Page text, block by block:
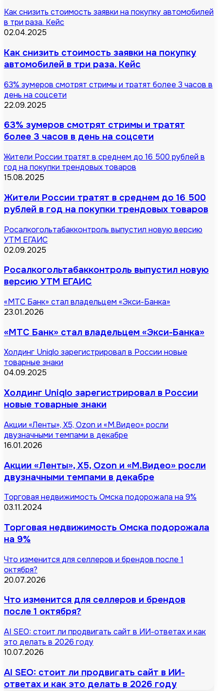
Как снизить стоимость заявки на покупку автомобилей
в три раза. Кейс
02.04.2025
Как снизить стоимость заявки на покупку
автомобилей в три раза. Кейс
63% зумеров смотрят стримы и тратят более 3 часов в
день на соцсети
22.09.2025
63% зумеров смотрят стримы и тратят
более 3 часов в день на соцсети
Жители России тратят в среднем до 16 500 рублей в
год на покупки трендовых товаров
15.08.2025
Жители России тратят в среднем до 16 500
рублей в год на покупки трендовых товаров
Росалкогольтабакконтроль выпустил новую версию
УТМ ЕГАИС
02.09.2025
Росалкогольтабакконтроль выпустил новую
версию УТМ ЕГАИС
«МТС Банк» стал владельцем «Экси-Банка»
23.01.2026
«МТС Банк» стал владельцем «Экси-Банка»
Холдинг Uniqlo зарегистрировал в России новые
товарные знаки
04.09.2025
Холдинг Uniqlo зарегистрировал в России
новые товарные знаки
Акции «Ленты», X5, Ozon и «М.Видео» росли
двузначными темпами в декабре
16.01.2026
Акции «Ленты», X5, Ozon и «М.Видео» росли
двузначными темпами в декабре
Торговая недвижимость Омска подорожала на 9%
03.11.2024
Торговая недвижимость Омска подорожала
на 9%
Что изменится для селлеров и брендов после 1
октября?
20.07.2026
Что изменится для селлеров и брендов
после 1 октября?
AI SEO: стоит ли продвигать сайт в ИИ-ответах и как
это делать в 2026 году
10.07.2026
AI SEO: стоит ли продвигать сайт в ИИ-
ответах и как это делать в 2026 году